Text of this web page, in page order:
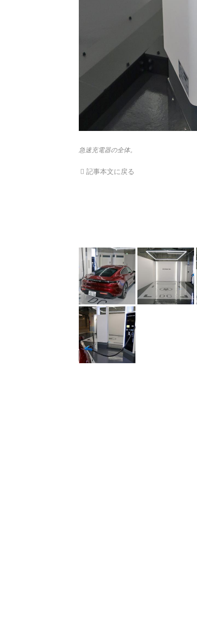
急速充電器の全体。
記事本文に戻る